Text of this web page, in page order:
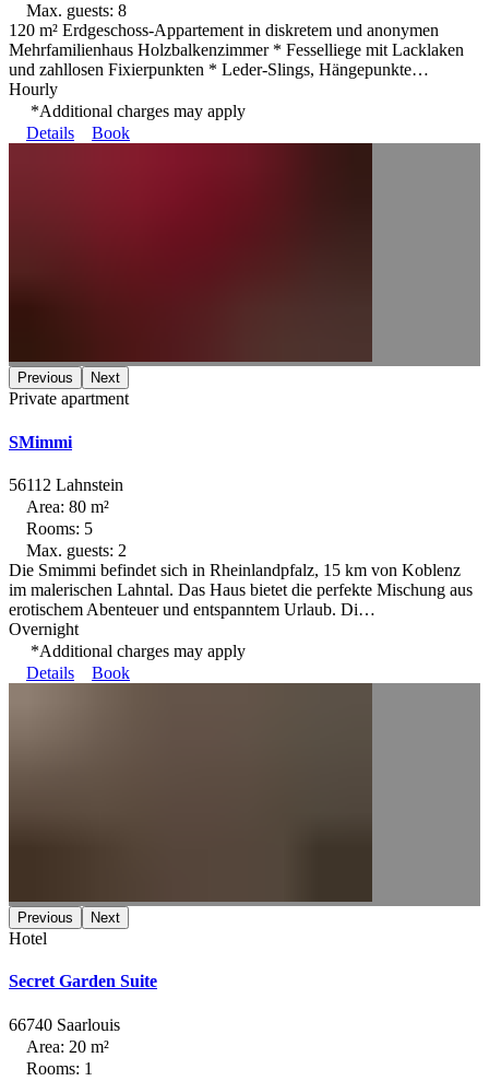
Max. guests: 8
120 m² Erdgeschoss-Appartement in diskretem und anonymen
Mehrfamilienhaus Holzbalkenzimmer * Fesselliege mit Lacklaken
und zahllosen Fixierpunkten * Leder-Slings, Hängepunkte…
Hourly
*Additional charges may apply
Details
Book
Previous Next
Private apartment
SMimmi
56112 Lahnstein
Area: 80 m²
Rooms: 5
Max. guests: 2
Die Smimmi befindet sich in Rheinlandpfalz, 15 km von Koblenz
im malerischen Lahntal. Das Haus bietet die perfekte Mischung aus
erotischem Abenteuer und entspanntem Urlaub. Di…
Overnight
*Additional charges may apply
Details
Book
Previous Next
Hotel
Secret Garden Suite
66740 Saarlouis
Area: 20 m²
Rooms: 1